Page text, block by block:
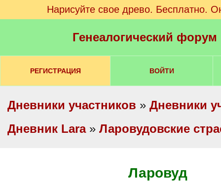
Нарисуйте свое древо. Бесплатно.
Генеалогический
РЕГИСТРАЦИЯ ВОЙТИ
Дневники участников » Дневники
Дневник Lara» Ларовудовские
Ларовуд